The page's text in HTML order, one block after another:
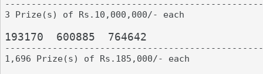
3 Prize(s) of Rs.10,000,000/- each
193170	600885	764642
1,696 Prize(s) of Rs.185,000/- each